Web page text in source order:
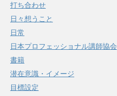
打ち合わせ
日々想うこと
日常
日本プロフェッショナル講師協会
書籍
潜在意識・イメージ
目標設定